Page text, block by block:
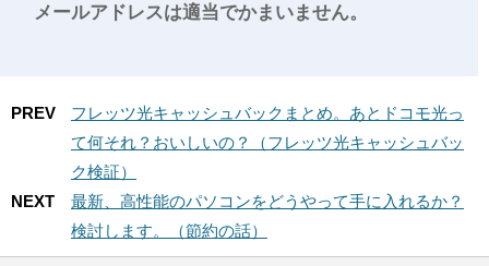
メールアドレスは適当でかまいません。
PREV
フレッツ光キャッシュバックまとめ。あとドコモ光っ
て何それ？おいしいの？（フレッツ光キャッシュバッ
ク検証）
NEXT
最新、高性能のパソコンをどうやって手に入れるか？
検討します。（節約の話）